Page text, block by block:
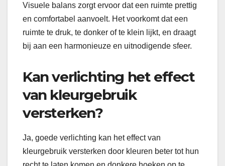
Visuele balans zorgt ervoor dat een ruimte prettig
en comfortabel aanvoelt. Het voorkomt dat een
ruimte te druk, te donker of te klein lijkt, en draagt
bij aan een harmonieuze en uitnodigende sfeer.
Kan verlichting het effect
van kleurgebruik
versterken?
Ja, goede verlichting kan het effect van
kleurgebruik versterken door kleuren beter tot hun